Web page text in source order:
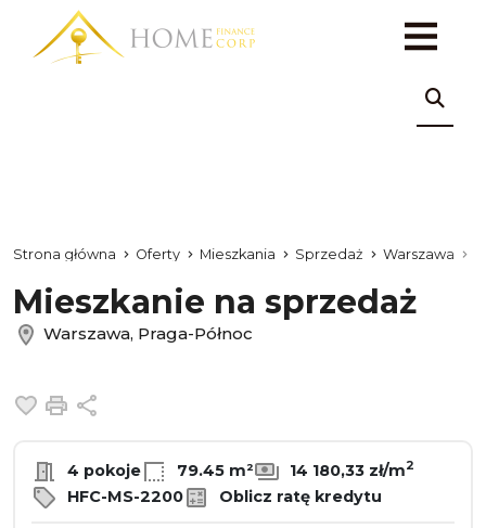
Strona główna Oferty Mieszkania Sprzedaż Warszawa
Mieszkanie na sprzedaż
Warszawa, Praga-Północ
Dodaj do ulubionych
Drukuj
4 pokoje 79.45 m² 14 180,33 zł/m2
HFC-MS-2200 Oblicz ratę kredytu